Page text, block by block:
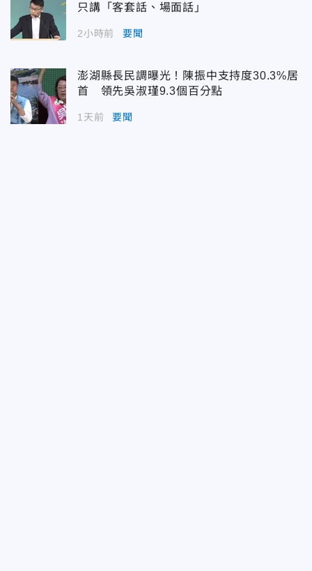
只講「客套話、場面話」
2小時前 要聞
澎湖縣長民調曝光！陳振中支持度30.3%居
首 領先吳淑瑾9.3個百分點
1天前 要聞